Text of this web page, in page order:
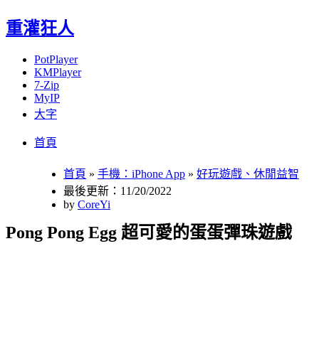
重灌狂人
PotPlayer
KMPlayer
7-Zip
MyIP
大字
首頁
首頁 » 手機：iPhone App » 好玩遊戲、休閒益智
最後更新：11/20/2022
by CoreYi
Pong Pong Egg 超可愛的蛋蛋彈珠遊戲